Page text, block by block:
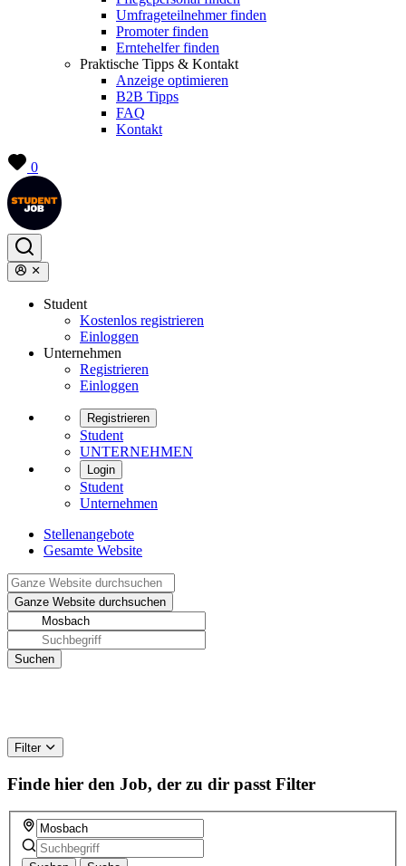
Umfrageteilnehmer finden
Promoter finden
Erntehelfer finden
Praktische Tipps & Kontakt
Anzeige optimieren
B2B Tipps
FAQ
Kontakt
0
Student
Kostenlos registrieren
Einloggen
Unternehmen
Registrieren
Einloggen
Registrieren
Student
UNTERNEHMEN
Login
Student
Unternehmen
Stellenangebote
Gesamte Website
Filter
Finde hier den Job, der zu dir passt Filter